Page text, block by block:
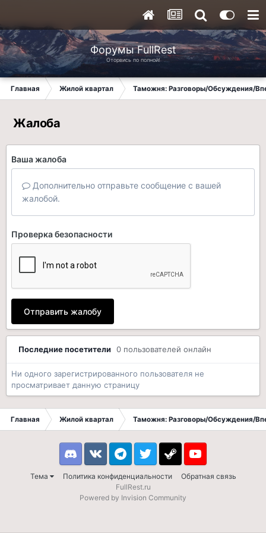
Форумы FullRest
Оторвись по полной!
Главная Жилой квартал Таможня: Разговоры/Обсуждения/
Жалоба
Ваша жалоба
Дополнительно отправьте сообщение с вашей
жалобой.
Проверка безопасности
Отправить жалобу
Последние посетители 0 пользователей онлайн
Ни одного зарегистрированного пользователя не
просматривает данную страницу
Главная Жилой квартал Таможня: Разговоры/Обсуждения/
Тема Политика конфиденциальности Обратная связь
DiscordVK TelegramTwitter Steam Youtube
FullRest.ru
Powered by Invision Community